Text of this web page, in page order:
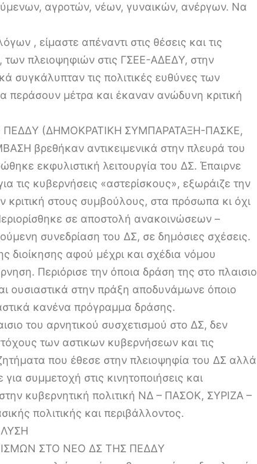
αγροτών, νέων, γυναικών, ανέργων. Να
, είμαστε απέναντι στις θέσεις και τις
των πλειοψηφιών στις ΓΣΕΕ-ΑΔΕΔΥ, στην
συγκάλυπταν τις πολιτικές ευθύνες των
μέτρα και έκαναν ανώδυνη κριτική
ΠΕΔΔΥ (ΔΗΜΟΚΡΑΤΙΚΗ ΣΥΜΠΑΡΑΤΑΞΗ-ΠΑΣΚΕ,
βρεθήκαν αντικειμενικά στην πλευρά του
εκφυλιστική λειτουργία του ΔΣ. Έπαιρνε
τις κυβερνήσεις «αστερίσκους», εξωράιζε την
κριτική στους συμβούλους, στα πρόσωπα κι όχι
σε αποστολή ανακοινώσεων –
συνεδρίαση του ΔΣ, σε δημόσιες σχέσεις.
διοίκησης αφού μέχρι και σχέδια νόμου
Περιόρισε την όποια δράση της στο πλαισιο
στην πράξη αποδυνάμωνε όποιο
κανένα πρόγραμμα δράσης.
του αρνητικού συσχετισμού στο ΔΣ, δεν
των αστικων κυβερνήσεων και τις
που έθεσε στην πλειοψηφία του ΔΣ αλλά
συμμετοχή στις κινητοποιήσεις και
κυβερνητική πολιτική ΝΔ – ΠΑΣΟΚ, ΣΥΡΙΖΑ –
πολιτικής και περιβάλλοντος.
ΛΥΣΗ
ΣΤΟ ΝΕΟ ΔΣ ΤΗΣ ΠΕΔΔΥ